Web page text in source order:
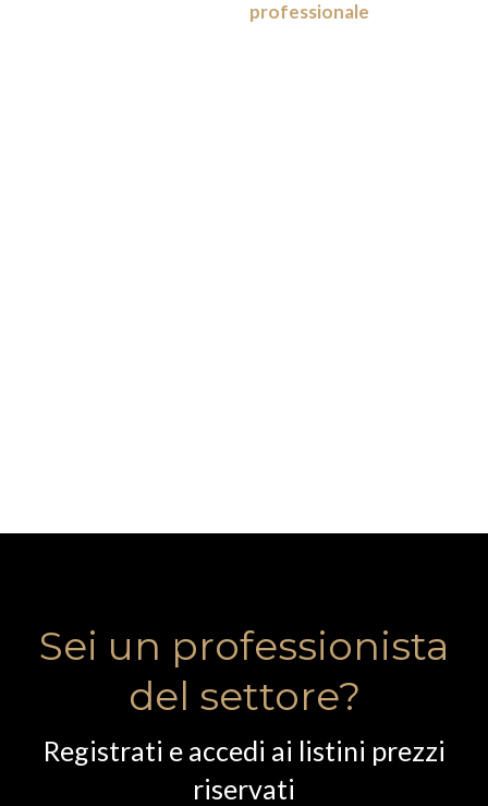
professionale
Sei un professionista
del settore?
Registrati e accedi ai listini prezzi
riservati